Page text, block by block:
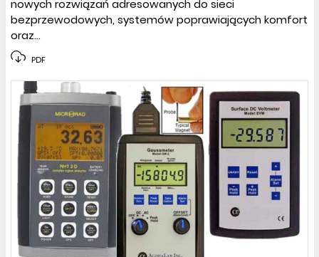
nowych rozwiązań adresowanych do sieci
bezprzewodowych, systemów poprawiających komfort
oraz...
PDF